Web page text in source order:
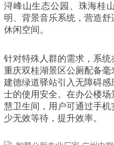
浔峰山生态公园、珠海桂
明、背景音乐系统，营造
休闲空间。
针对特殊人群的需求，系统
重庆双桂湖景区公厕配备
建德绿道驿站引入无障碍
士的使用安全。在办公楼
慧卫生间，用户可通过手
少无效等待，提升效率。